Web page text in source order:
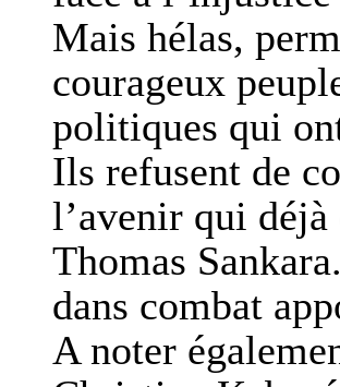
Mais hélas,
courageux
politiques qui
Ils refusent de
l’avenir qui
Thomas
dans combat
A noter